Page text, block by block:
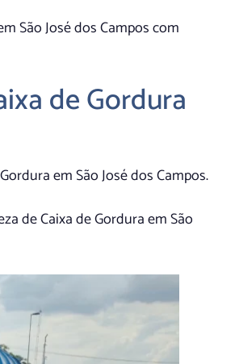
São José dos Campos com
de Gordura
em São José dos Campos.
de Caixa de Gordura em São